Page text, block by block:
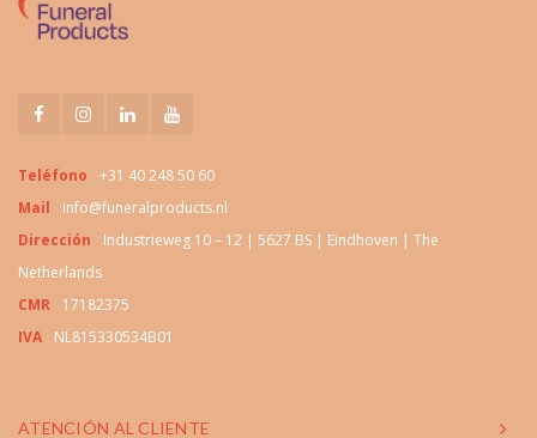
Teléfono
+31 40 248 50 60
Mail
info@funeralproducts.nl
Dirección
Industrieweg 10 – 12 | 5627 BS | Eindhoven | The
Netherlands
CMR
17182375
IVA
NL815330534B01
ATENCIÓN AL CLIENTE